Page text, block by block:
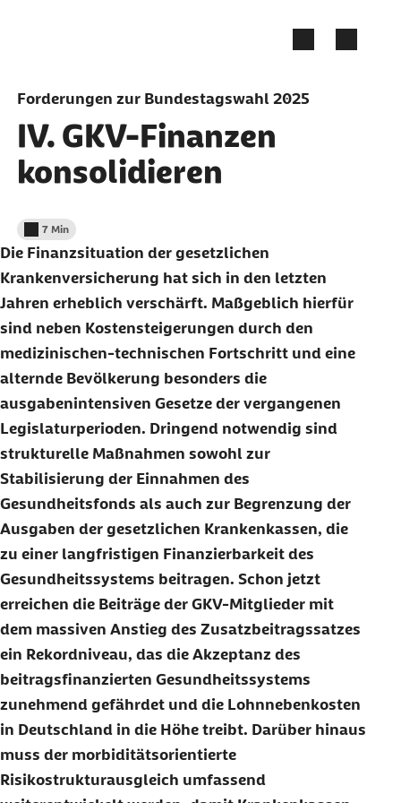
Forderungen zur Bundestagswahl 2025
IV. GKV-Finanzen
konsolidieren
Lesedauer weniger als
7 Min
Die Finanzsituation der gesetzlichen
Krankenversicherung hat sich in den letzten
Jahren erheblich verschärft. Maßgeblich hierfür
sind neben Kostensteigerungen durch den
medizinischen-technischen Fortschritt und eine
alternde Bevölkerung besonders die
ausgabenintensiven Gesetze der vergangenen
Legislaturperioden. Dringend notwendig sind
strukturelle Maßnahmen sowohl zur
Stabilisierung der Einnahmen des
Gesundheitsfonds als auch zur Begrenzung der
Ausgaben der gesetzlichen Krankenkassen, die
zu einer langfristigen Finanzierbarkeit des
Gesundheitssystems beitragen. Schon jetzt
erreichen die Beiträge der GKV-Mitglieder mit
dem massiven Anstieg des Zusatzbeitragssatzes
ein Rekordniveau, das die Akzeptanz des
beitragsfinanzierten Gesundheitssystems
zunehmend gefährdet und die Lohnnebenkosten
in Deutschland in die Höhe treibt. Darüber hinaus
muss der morbiditätsorientierte
Risikostrukturausgleich umfassend